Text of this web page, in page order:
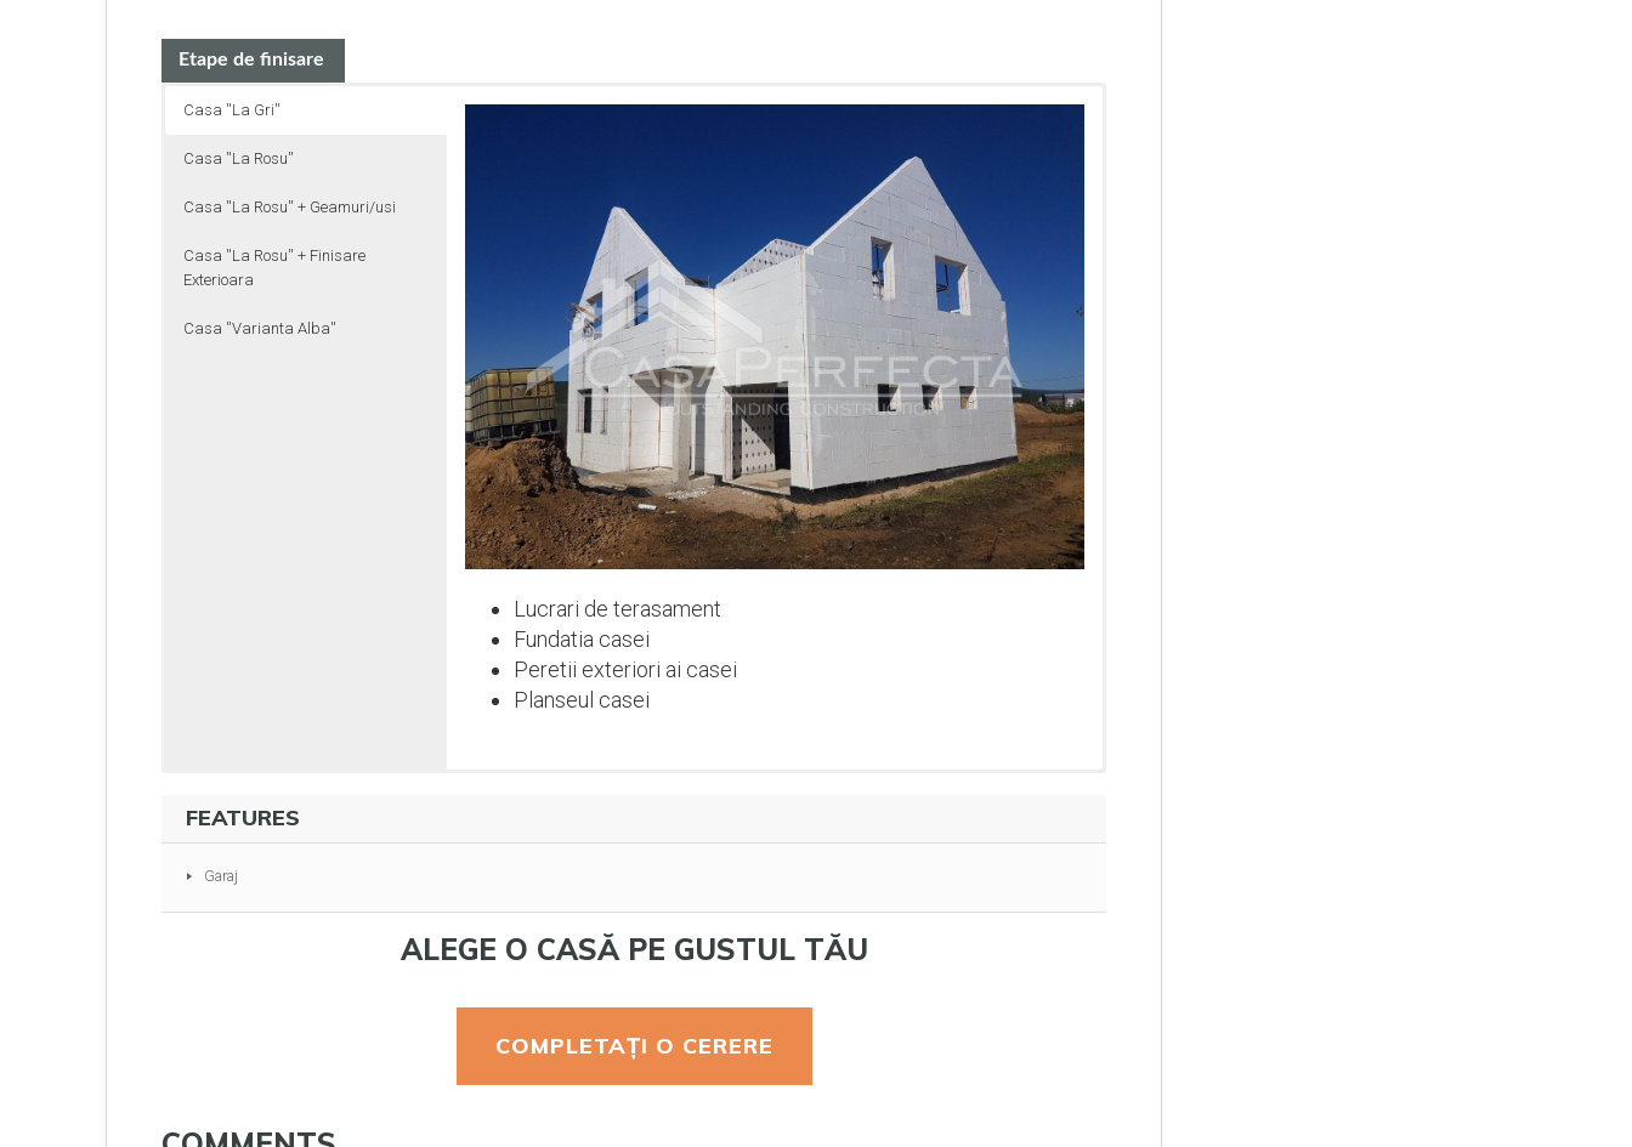
Etape de finisare
Casa ''La Gri''
Casa ''La Rosu''
Casa ''La Rosu'' + Geamuri/usi
Casa ''La Rosu'' + Finisare
Exterioara
Casa ''Varianta Alba''
Lucrari de terasament
Fundatia casei
Peretii exteriori ai casei
Planseul casei
FEATURES
Garaj
ALEGE O CASĂ PE GUSTUL TĂU
COMPLETAȚI O CERERE